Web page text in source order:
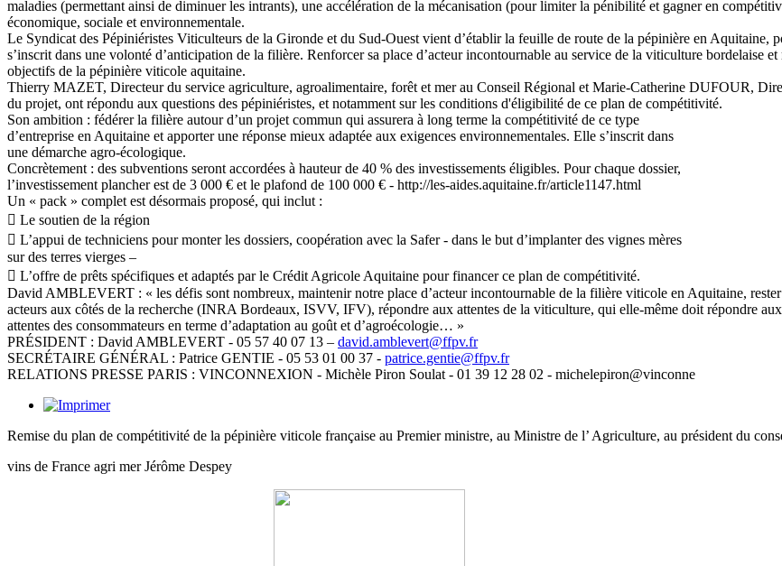
maladies (permettant ainsi de diminuer les intrants), une accélération de la mécanisation (pour limiter la pénibilité et gagner en
économique, sociale et environnementale.
Le Syndicat des Pépiniéristes Viticulteurs de la Gironde et du Sud-Ouest vient d’établir la feuille de route de la pépinière en Aquitaine,
s’inscrit dans une volonté d’anticipation de la filière. Renforcer sa place d’acteur incontournable au service de la viticulture bordelaise
objectifs de la pépinière viticole aquitaine.
Thierry MAZET, Directeur du service agriculture, agroalimentaire, forêt et mer au Conseil Régional et Marie-Catherine DUFOUR,
du projet, ont répondu aux questions des pépiniéristes, et notamment sur les conditions d'éligibilité de ce plan de compétitivité.
Son ambition : fédérer la filière autour d’un projet commun qui assurera à long terme la compétitivité de ce type
d’entreprise en Aquitaine et apporter une réponse mieux adaptée aux exigences environnementales. Elle s’inscrit dans
une démarche agro-écologique.
Concrètement : des subventions seront accordées à hauteur de 40 % des investissements éligibles. Pour chaque dossier,
l’investissement plancher est de 3 000 € et le plafond de 100 000 € - http://les-aides.aquitaine.fr/article1147.html
Un « pack » complet est désormais proposé, qui inclut :
 Le soutien de la région
 L’appui de techniciens pour monter les dossiers, coopération avec la Safer - dans le but d’implanter des vignes mères
sur des terres vierges –
 L’offre de prêts spécifiques et adaptés par le Crédit Agricole Aquitaine pour financer ce plan de compétitivité.
David AMBLEVERT : « les défis sont nombreux, maintenir notre place d’acteur incontournable de la filière viticole en Aquitaine, rester
acteurs aux côtés de la recherche (INRA Bordeaux, ISVV, IFV), répondre aux attentes de la viticulture, qui elle-même doit répondre aux
attentes des consommateurs en terme d’adaptation au goût et d’agroécologie… »
PRÉSIDENT : David AMBLEVERT - 05 57 40 07 13 – david.amblevert@ffpv.fr
SECRÉTAIRE GÉNÉRAL : Patrice GENTIE - 05 53 01 00 37 - patrice.gentie@ffpv.fr
RELATIONS PRESSE PARIS : VINCONNEXION - Michèle Piron Soulat - 01 39 12 28 02 - michelepiron@vinconne
Remise du plan de compétitivité de la pépinière viticole française au Premier ministre, au Ministre de l’ Agriculture, au président du
vins de France agri mer Jérôme Despey